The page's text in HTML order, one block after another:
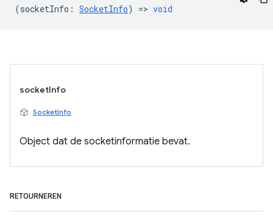
(socketInfo : SocketInfo) => void
socketInfo
SocketInfo
Object dat de socketinformatie bevat.
RETOURNEREN